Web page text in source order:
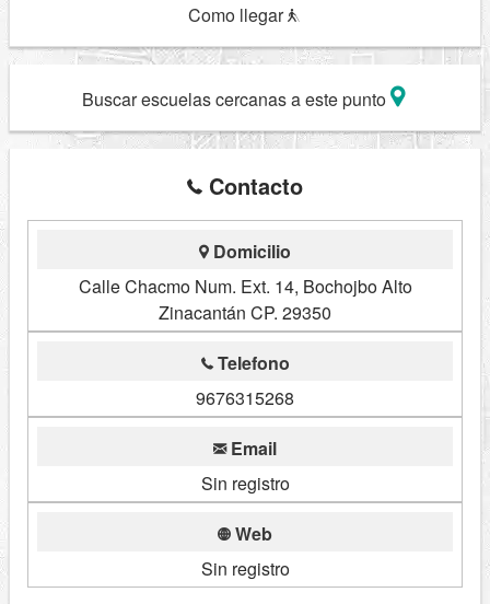
Como llegar
Buscar escuelas cercanas a este punto
Contacto
Domicilio
Calle Chacmo Num. Ext. 14, Bochojbo Alto
Zinacantán CP. 29350
Telefono
9676315268
Email
Sin registro
Web
Sin registro